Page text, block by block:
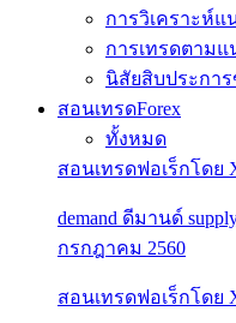
การวิเคราะห์
การเทรดตามแ
นิสัยสิบประการ
สอนเทรดForex
ทั้งหมด
สอนเทรดฟอเร็กโดย
demand ดีมานด์
กรกฎาคม 2560
สอนเทรดฟอเร็กโดย